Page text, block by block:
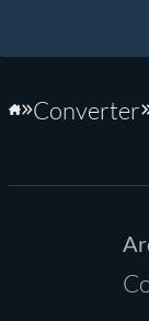
Início
Converter